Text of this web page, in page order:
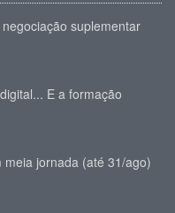
suplementar
E a formação
jornada (até 31/ago)